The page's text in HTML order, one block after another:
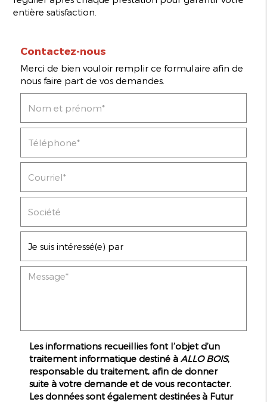
entière satisfaction.
Contactez-nous
Merci de bien vouloir remplir ce formulaire afin de
nous faire part de vos demandes.
Les informations recueillies font l’objet d’un
traitement informatique destiné à ALLO BOIS,
responsable du traitement, afin de donner
suite à votre demande et de vous recontacter.
Les données sont également destinées à Futur